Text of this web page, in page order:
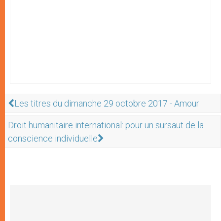
Les titres du dimanche 29 octobre 2017 - Amour
Droit humanitaire international: pour un sursaut de la
conscience individuelle